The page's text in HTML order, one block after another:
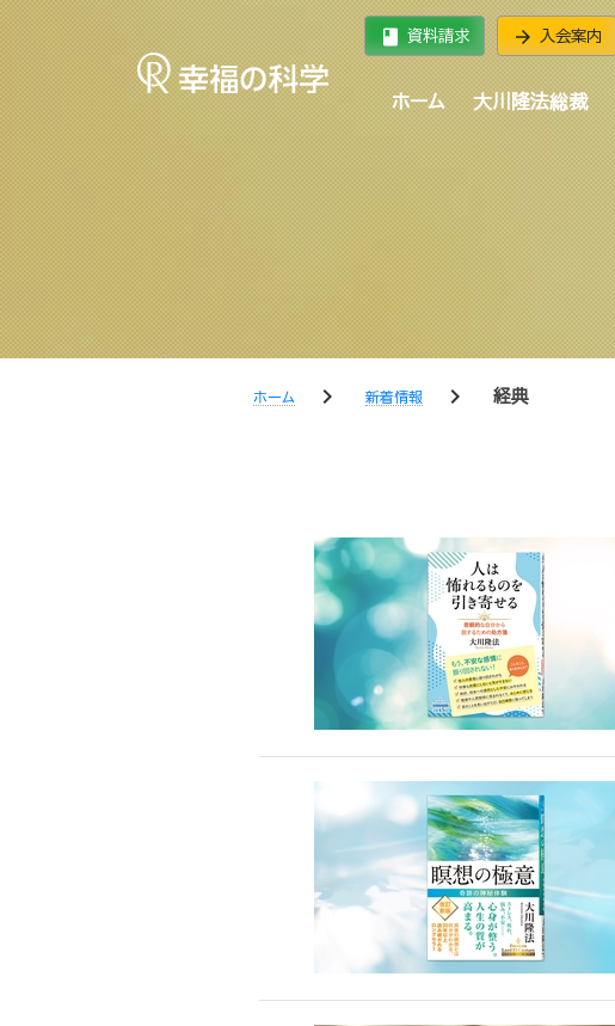
book 資料請求 arrow_forward 入会案内
ホーム 大川隆法総裁
ホーム chevron_right 新着情報 chevron_right 経典